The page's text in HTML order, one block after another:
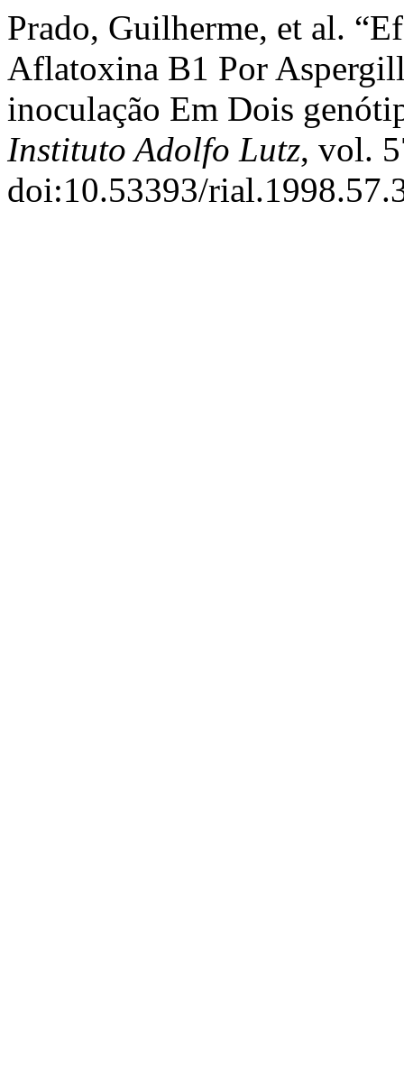
Prado, Guilherme, et al.
Aflatoxina B1 Por
inoculação Em Dois
Instituto Adolfo Lutz, vol.
doi:10.53393/